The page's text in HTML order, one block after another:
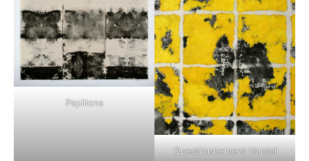
Papillons
Questionnement Hantai